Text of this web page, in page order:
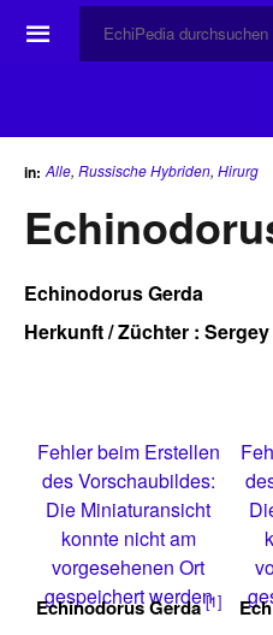
☰
in: Alle, Russische Hybriden, Hirurg
Echinodorus Gerda
Herkunft / Züchter :
Fehler beim Erstellen
des Vorschaubildes:
Die Miniaturansicht
konnte nicht am
vorgesehenen Ort
gespeichert werden
Echinodorus Gerda [1]